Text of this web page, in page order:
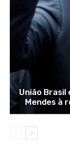
União
Mendes à